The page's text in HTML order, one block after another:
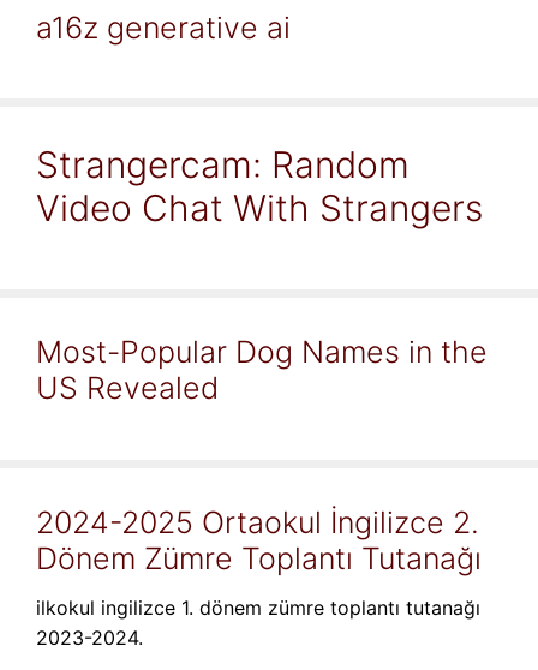
a16z generative ai
Strangercam: Random
Video Chat With Strangers
Most-Popular Dog Names in the
US Revealed
2024-2025 Ortaokul İngilizce 2.
Dönem Zümre Toplantı Tutanağı
ilkokul ingilizce 1. dönem zümre toplantı tutanağı
2023-2024.